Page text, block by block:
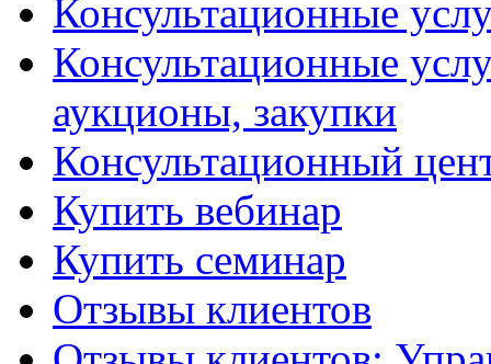
Консультационные
Консультационные
аукционы, закупки
Консультационный
Купить вебинар
Купить семинар
Отзывы клиентов